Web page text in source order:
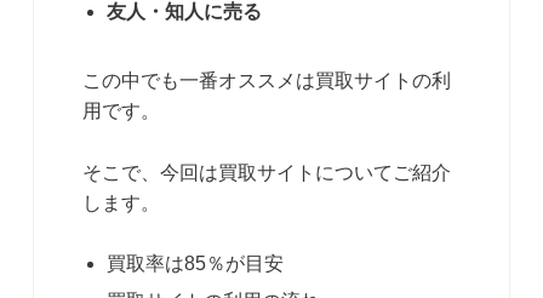
友人・知人に売る
この中でも一番オススメは買取サイトの利
用です。
そこで、今回は買取サイトについてご紹介
します。
買取率は85％が目安